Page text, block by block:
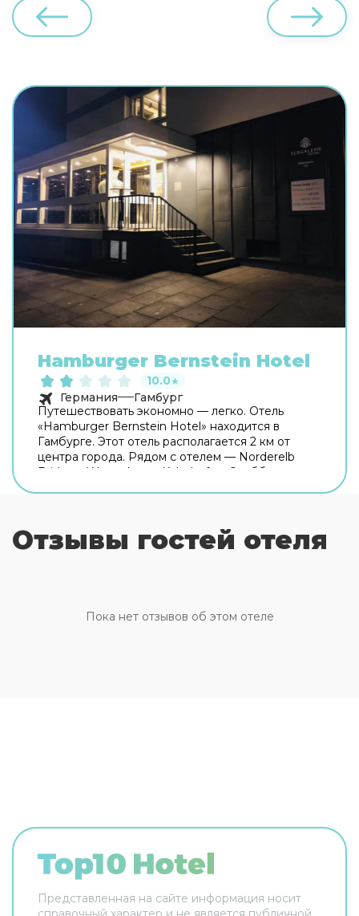
Hamburger Bernstein Hotel
10.0★
Германия
Гамбург
Путешествовать экономно — легко. Отель
«Hamburger Bernstein Hotel» находится в
Гамбурге. Этот отель располагается 2 км от
центра города. Рядом с отелем — Norderelb
Bridges, Wasserkunst Kaltehofe и Эльббрюккен.
бесплатная парковка. Если вы путешествуете на
машине, припарковаться можно будет на
не во всех номерах.
Отзывы гостей отеля
Пока нет отзывов об этом отеле
Представленная на сайте информация носит